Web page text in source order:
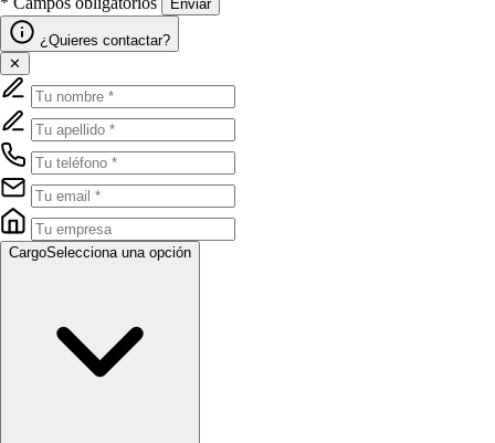
Enviar
¿Quieres contactar?
✕
CargoSelecciona una opción